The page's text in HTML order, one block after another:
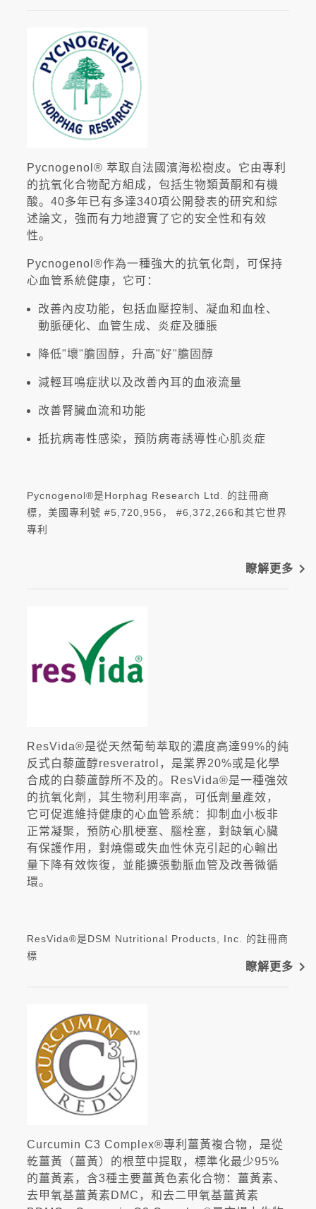
Pycnogenol® 萃取自法國濱海松樹皮。它由專利
的抗氧化合物配方組成，包括生物類黃酮和有機
酸。40多年已有多達340項公開發表的研究和綜
述論文，強而有力地證實了它的安全性和有效
性。
Pycnogenol®作為一種強大的抗氧化劑，可保持
心血管系統健康，它可：
改善內皮功能，包括血壓控制、凝血和血栓、
動脈硬化、血管生成、炎症及腫脹
降低"壞"膽固醇，升高"好"膽固醇
減輕耳鳴症狀以及改善內耳的血液流量
改善腎臟血流和功能
抵抗病毒性感染，預防病毒誘導性心肌炎症
Pycnogenol®是Horphag Research Ltd. 的註冊商
標，美國專利號 #5,720,956， #6,372,266和其它世界
專利
瞭解更多 navigate_next
ResVida®是從天然葡萄萃取的濃度高達99%的純
反式白藜蘆醇resveratrol，是業界20%或是化學
合成的白藜蘆醇所不及的。ResVida®是一種強效
的抗氧化劑，其生物利用率高，可低劑量產效，
它可促進維持健康的心血管系統：抑制血小板非
正常凝聚，預防心肌梗塞、腦栓塞，對缺氧心臟
有保護作用，對燒傷或失血性休克引起的心輸出
量下降有效恢復，並能擴張動脈血管及改善微循
環。
ResVida®是DSM Nutritional Products, Inc. 的註冊商
標
瞭解更多 navigate_next
Curcumin C3 Complex®專利薑黃複合物，是從
乾薑黃（薑黃）的根莖中提取，標準化最少95%
的薑黃素，含3種主要薑黃色素化合物：薑黃素、
去甲氧基薑黃素DMC，和去二甲氧基薑黃素